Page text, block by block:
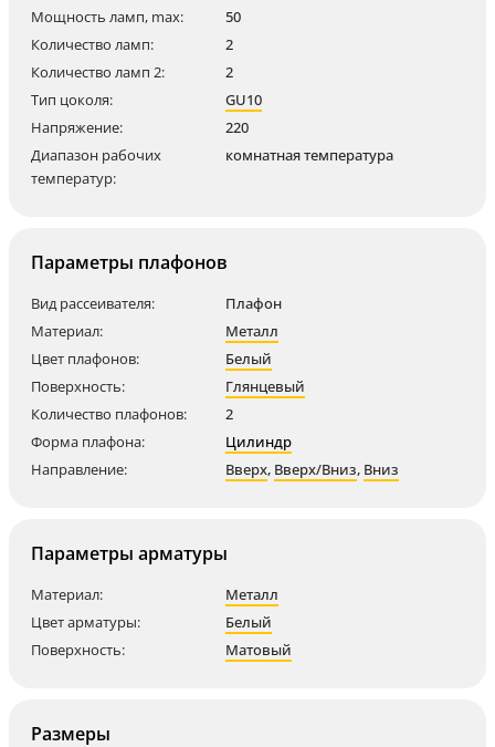
Мощность ламп, max:
50
Количество ламп:
2
Количество ламп 2:
2
Тип цоколя:
GU10
Напряжение:
220
Диапазон рабочих
температур:
комнатная температура
Параметры плафонов
Вид рассеивателя:
Плафон
Материал:
Металл
Цвет плафонов:
Белый
Поверхность:
Глянцевый
Количество плафонов:
2
Форма плафона:
Цилиндр
Направление:
Вверх, Вверх/Вниз, Вниз
Параметры арматуры
Материал:
Металл
Цвет арматуры:
Белый
Поверхность:
Матовый
Размеры